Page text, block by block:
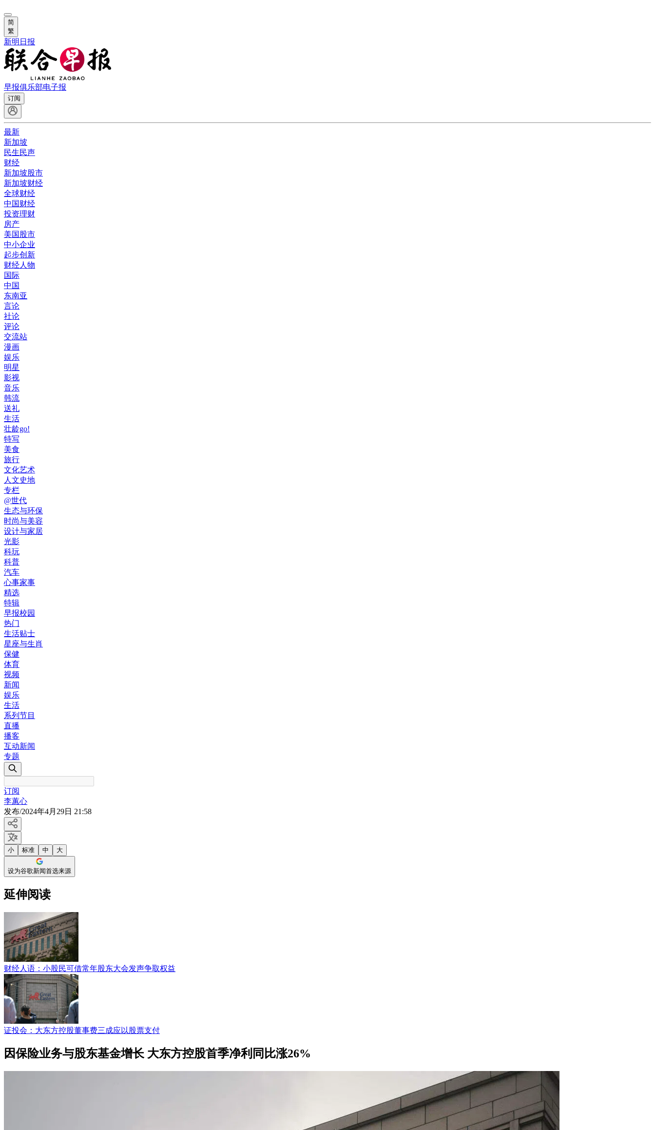
简
繁
新明日报
早报俱乐部电子报
订阅
最新
新加坡
民生民声
财经
新加坡股市
新加坡财经
全球财经
中国财经
投资理财
房产
美国股市
中小企业
起步创新
财经人物
国际
中国
东南亚
言论
社论
评论
交流站
漫画
娱乐
明星
影视
音乐
韩流
送礼
生活
壮龄go!
特写
美食
旅行
文化艺术
人文史地
专栏
@世代
生态与环保
时尚与美容
设计与家居
光影
科玩
科普
汽车
心事家事
精选
特辑
早报校园
热门
生活贴士
星座与生肖
保健
体育
视频
新闻
娱乐
生活
系列节目
直播
播客
互动新闻
专题
订阅
李蕙心
发布/2024年4月29日 21:58
小 标准 中 大
设为谷歌新闻首选来源
延伸阅读
财经人语：小股民可借常年股东大会发声争取权益
证投会：大东方控股董事费三成应以股票支付
因保险业务与股东基金增长 大东方控股首季净利同比涨26%